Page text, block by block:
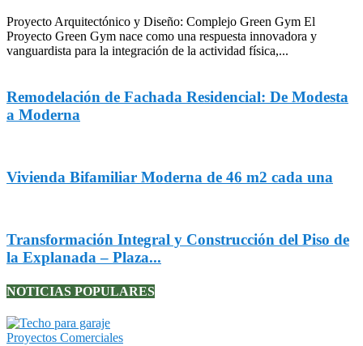
Proyecto Arquitectónico y Diseño: Complejo Green Gym El
Proyecto Green Gym nace como una respuesta innovadora y
vanguardista para la integración de la actividad física,...
Remodelación de Fachada Residencial: De Modesta
a Moderna
Vivienda Bifamiliar Moderna de 46 m2 cada una
Transformación Integral y Construcción del Piso de
la Explanada – Plaza...
NOTICIAS POPULARES
Proyectos Comerciales